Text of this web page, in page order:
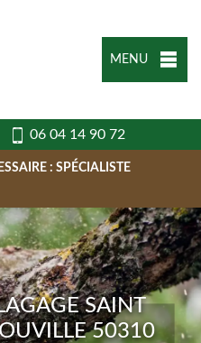
MENU
06 04 14 90 72
: SPÉCIALISTE
SAINT
50310